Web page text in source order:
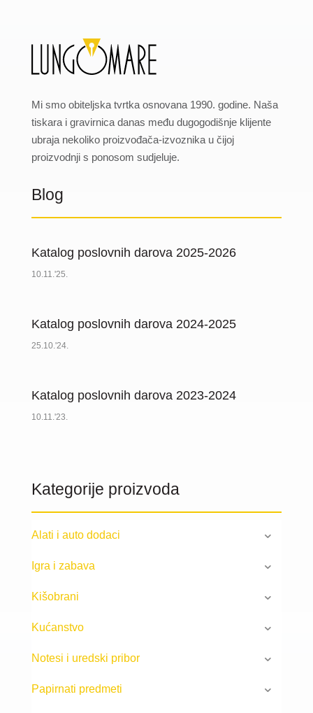
Mi smo obiteljska tvrtka osnovana 1990. godine. Naša
tiskara i gravirnica danas među dugogodišnje klijente
ubraja nekoliko proizvođača-izvoznika u čijoj
proizvodnji s ponosom sudjeluje.
Blog
Katalog poslovnih darova 2025-2026
10.11.'25.
Katalog poslovnih darova 2024-2025
25.10.'24.
Katalog poslovnih darova 2023-2024
10.11.'23.
Kategorije proizvoda
Alati i auto dodaci
Igra i zabava
Kišobrani
Kućanstvo
Notesi i uredski pribor
Papirnati predmeti